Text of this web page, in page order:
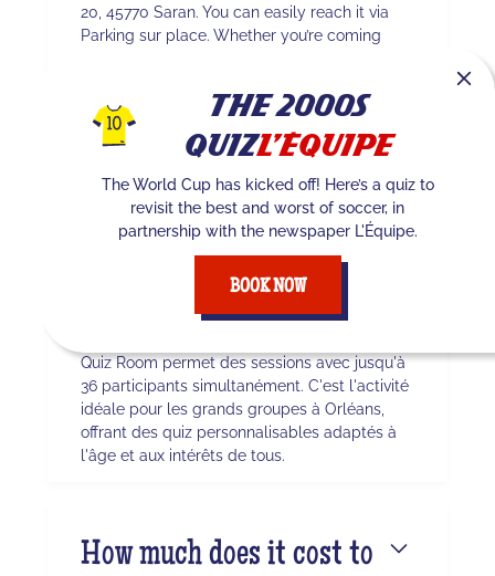
20, 45770 Saran. You can easily reach it via
Parking sur place. Whether you’re coming
experience.
Quel est le nombre
maximum de joueurs à
Quiz Room permet des sessions avec jusqu'à
36 participants simultanément. C'est l'activité
idéale pour les grands groupes à Orléans,
offrant des quiz personnalisables adaptés à
l'âge et aux intérêts de tous.
How much does it cost to
The 2000s
QuizL'Équipe
The World Cup has kicked off! Here’s a quiz to
revisit the best and worst of soccer, in
partnership with the newspaper L'Équipe.
BOOK NOW